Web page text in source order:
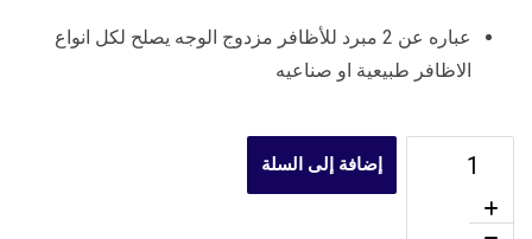
عباره عن 2 مبرد للأظافر مزدوج الوجه يصلح لكل انواع
الاظافر طبيعية او صناعيه
إضافة إلى السلة